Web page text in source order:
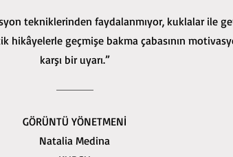
tekniklerinden faydalanmıyor, kuklalar ile
geçmişe bakma çabasının
karşı bir uyarı.”
GÖRÜNTÜ YÖNETMENİ
Natalia Medina